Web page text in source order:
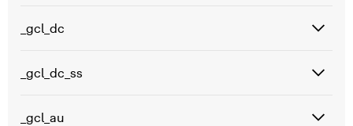
_gcl_dc
_gcl_dc_ss
_gcl_au